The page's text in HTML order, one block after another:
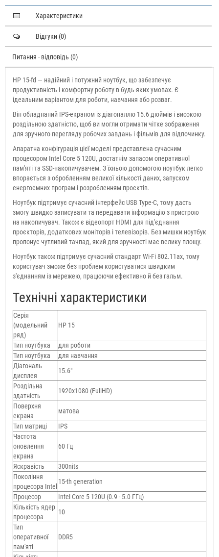
Характеристики
Відгуки (0)
Питання - відповідь (0)
HP 15-fd — надійний і потужний ноутбук, що забезпечує
продуктивність і комфортну роботу в будь-яких умовах. Є
ідеальним варіантом для роботи, навчання або розваг.
Він обладнаний IPS-екраном із діагоналлю 15.6 дюймів і високою
роздільною здатністю, щоб ви могли отримати чітке зображення
для зручного перегляду робочих завдань і фільмів для відпочинку.
Апаратна конфігурація цієї моделі представлена сучасним
процесором Intel Core 5 120U, достатнім запасом оперативної
пам'яті та SSD-накопичувачем. З їхньою допомогою ноутбук легко
впорається з обробленням великої кількості даних, запуском
енергоємних програм і розробленням проєктів.
Ноутбук підтримує сучасний інтерфейс USB Type-C, тому дасть
змогу швидко записувати та передавати інформацію з пристрою
на накопичувач. Також є відеопорт HDMI для під'єднання
проєкторів, додаткових моніторів і телевізорів. Без мишки ноутбук
пропонує чутливий тачпад, який для зручності має велику площу.
Ноутбук також підтримує сучасний стандарт Wi-Fi 802.11ax, тому
користувач зможе без проблем користуватися швидким
з'єднанням із мережею, працюючи ефективно й без гальм.
Технічні характеристики
Серія
(модельний
ряд)
HP 15
Тип ноутбука
для роботи
Тип ноутбука
для навчання
Діагональ
дисплея
15.6"
Роздільна
здатність
1920х1080 (FullHD)
Поверхня
екрана
матова
Тип матриці
IPS
Частота
оновлення
екрана
60 Гц
Яскравість
300nits
Покоління
процесора Intel
15-th generation
Процесор
Intel Core 5 120U (0.9 - 5.0 ГГц)
Кількість ядер
процесора
10
Тип
оперативної
пам'яті
DDR5